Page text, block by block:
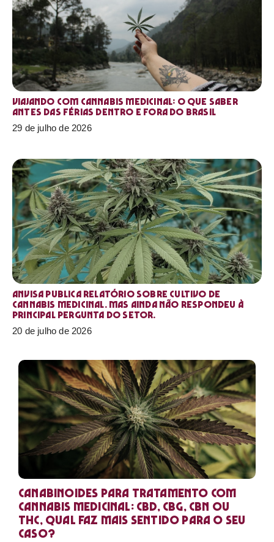
Viajando com cannabis medicinal: o que saber
antes das férias dentro e fora do Brasil
29 de julho de 2026
Anvisa publica relatório sobre cultivo de
Cannabis medicinal. Mas ainda não respondeu à
principal pergunta do setor.
20 de julho de 2026
Canabinoides para tratamento com
cannabis medicinal: CBD, CBG, CBN ou
THC, qual faz mais sentido para o seu
caso?